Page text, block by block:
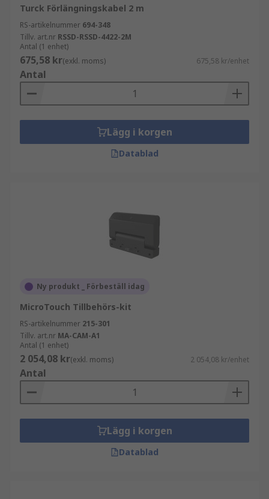
Turck Förlängningskabel 2 m
RS-artikelnummer 694-348
Tillv. art.nr RSSD-RSSD-4422-2M
Antal (1 enhet)
675,58 kr(exkl. moms) 675,58 kr/enhet
Antal
Lägg i korgen
Datablad
Ny produkt _ Förbeställ idag
MicroTouch Tillbehörs-kit
RS-artikelnummer 215-301
Tillv. art.nr MA-CAM-A1
Antal (1 enhet)
2 054,08 kr(exkl. moms) 2 054,08 kr/enhet
Antal
Lägg i korgen
Datablad